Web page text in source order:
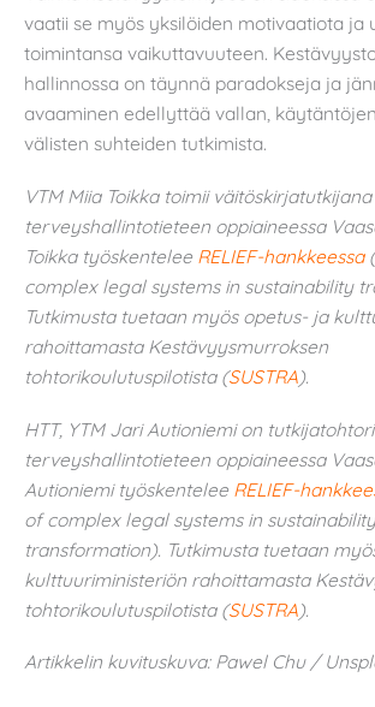
vaatii se myös yksilöiden motivaatiota ja
toimintansa vaikuttavuuteen.
hallinnossa on täynnä paradokseja ja
avaaminen edellyttää vallan,
välisten suhteiden tutkimista.
VTM Miia Toikka toimii
terveyshallintotieteen oppiaineessa
Toikka työskentelee RELIEF-hankkeessa
complex legal systems in sustainability
Tutkimusta tuetaan myös opetus- ja
rahoittamasta Kestävyysmurroksen
tohtorikoulutuspilotista (SUSTRA).
HTT, YTM Jari Autioniemi on
terveyshallintotieteen oppiaineessa
Autioniemi työskentelee RELIEF-
of complex legal systems in sustainability
transformation). Tutkimusta tuetaan
kulttuuriministeriön rahoittamasta
tohtorikoulutuspilotista (SUSTRA).
Artikkelin kuvituskuva: Pawel Chu /